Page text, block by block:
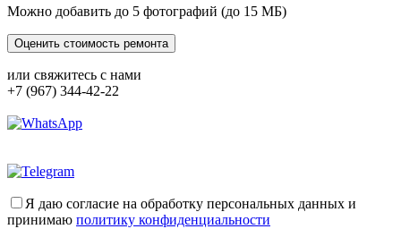
Можно добавить до 5 фотографий (до 15 МБ)
или свяжитесь с нами
+7 (967) 344-42-22
Я даю согласие на обработку персональных данных и
принимаю политику конфиденциальности